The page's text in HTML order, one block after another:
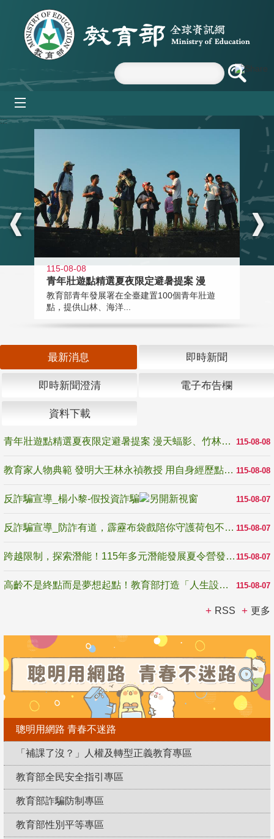
跳到主要內容區塊
:::
115-08-08
青年壯遊點精選夏夜限定避暑提案 漫
教育部青年發展署在全臺建置100個青年壯遊
點，提供山林、海洋...
最新消息 即時新聞
即時新聞澄清 電子布告欄
資料下載
115-08-08
青年壯遊點精選夏夜限定避暑提案 漫天蝠影、竹林尋蛙、茶香夜觀 邀青年暮色出發
115-08-08
教育家人物典範 發明大王林永禎教授 用自身經歷點亮學生的路
115-08-07
反詐騙宣導_楊小黎-假投資詐騙
115-08-07
反詐騙宣導_防詐有道，霹靂布袋戲陪你守護荷包不受騙
115-08-07
跨越限制，探索潛能！115年多元潛能發展夏令營發掘生命無限可能
115-08-07
高齡不是終點而是夢想起點！教育部打造「人生設計夢工場」 參展第3屆高齡健康產業博覽會
RSS 更多
聰明用網路 青春不迷路
「補課了沒？」人權及轉型正義教育專區
教育部全民安全指引專區
教育部詐騙防制專區
教育部性別平等專區